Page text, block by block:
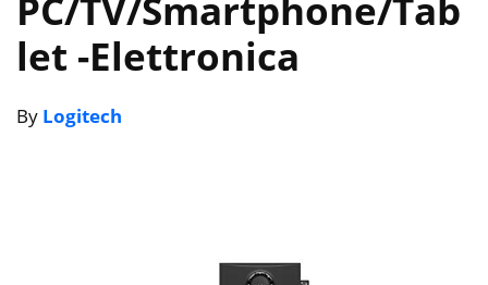
PC/TV/Smartphone/Tab
let -Elettronica
By Logitech